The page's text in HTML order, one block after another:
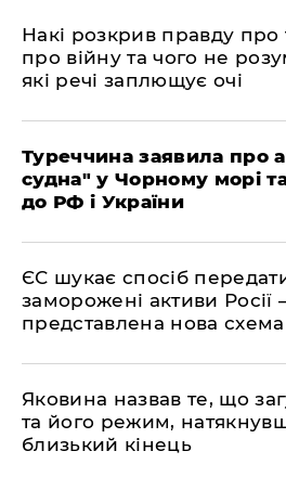
Накі розкрив правду про
про війну та чого не
які речі заплющує очі
Туреччина заявила про
судна" у Чорному морі
до РФ і України
ЄС шукає спосіб
заморожені активи Росії
представлена ​​нова схема
Яковина назвав те, що
та його режим,
близький кінець